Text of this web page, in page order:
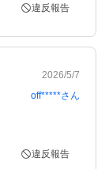
違反報告
2026/5/7
off*****さん
違反報告